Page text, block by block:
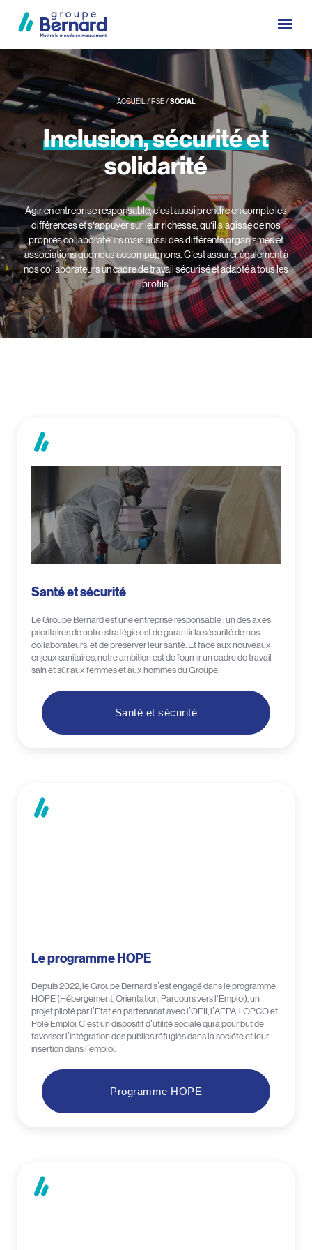
ACCUEIL/ RSE/ SOCIAL
Inclusion,sécuritéet
solidarité
Agir en entreprise responsable, c’est aussi prendre en compte les
différences et s’appuyer sur leur richesse, qu’il s’agisse de nos
propres collaborateurs mais aussi des différents organismes et
associations que nous accompagnons. C’est assurer également à
nos collaborateurs un cadre de travail sécurisé et adapté à tous les
profils.
Santé et sécurité
Le Groupe Bernard est une entreprise responsable : un des axes
prioritaires de notre stratégie est de garantir la sécurité de nos
collaborateurs, et de préserver leur santé. Et face aux nouveaux
enjeux sanitaires, notre ambition est de fournir un cadre de travail
sain et sûr aux femmes et aux hommes du Groupe.
Santé et sécurité
Le programme HOPE
Depuis 2022, le Groupe Bernard s’est engagé dans le programme
HOPE (Hébergement, Orientation, Parcours vers l’Emploi), un
projet piloté par l’Etat en partenariat avec l’OFII, l’AFPA, l’OPCO et
Pôle Emploi. C’est un dispositif d’utilité sociale qui a pour but de
favoriser l’intégration des publics réfugiés dans la société et leur
insertion dans l’emploi.
Programme HOPE